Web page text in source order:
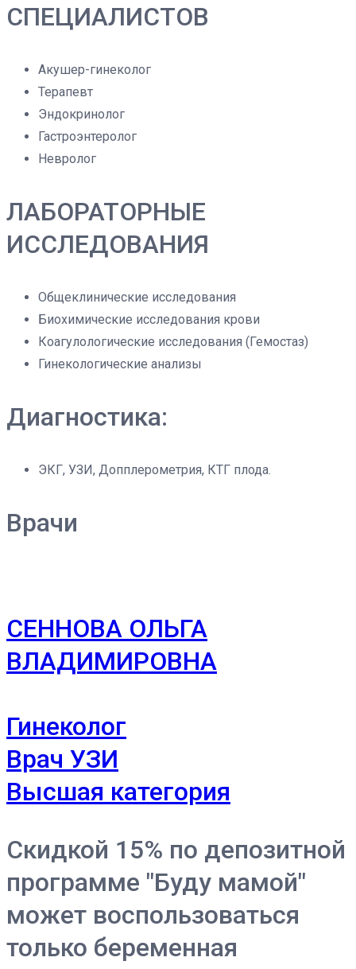
СПЕЦИАЛИСТОВ
Акушер-гинеколог
Терапевт
Эндокринолог
Гастроэнтеролог
Невролог
ЛАБОРАТОРНЫЕ
ИССЛЕДОВАНИЯ
Общеклинические исследования
Биохимические исследования крови
Коагулологические исследования (Гемостаз)
Гинекологические анализы
Диагностика:
ЭКГ, УЗИ, Допплерометрия, КТГ плода.
Врачи
СЕННОВА ОЛЬГА
ВЛАДИМИРОВНА
Гинеколог
Врач УЗИ
Высшая категория
Скидкой 15% по депозитной
программе "Буду мамой"
может воспользоваться
только беременная